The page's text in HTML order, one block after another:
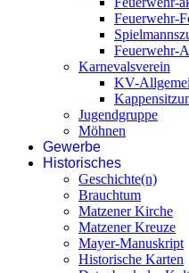
Feuerwehr-
Feuerwehr-
Karnevalsverein
KV-
Jugendgruppe
Möhnen
Gewerbe
Historisches
Geschichte(n)
Brauchtum
Matzener Kirche
Matzener Kreuze
Mayer-Manuskript
Historische Karten